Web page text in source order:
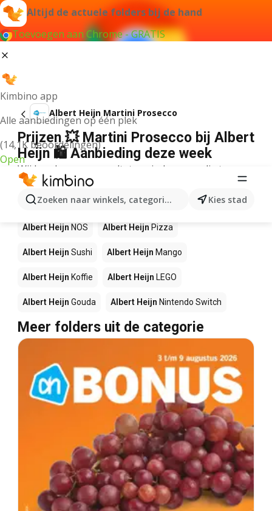
Altijd de actuele folders bij de hand
Toevoegen aan Chrome - GRATIS
Kimbino app
Alle aanbiedingen op één plek
(14,1K beoordelingen)
Open
Zoeken naar winkels, categorieën, producten...
Kies stad
Albert Heijn Martini Prosecco
Prijzen 💥 Martini Prosecco bij Albert
Heijn 🛍️ Aanbieding deze week
Wij konden geen resultaten vinden voor die term.
Andere producten in winkels Albert
Heijn
Albert Heijn NOS Albert Heijn Pizza
Albert Heijn Sushi Albert Heijn Mango
Albert Heijn Koffie Albert Heijn LEGO
Albert Heijn Gouda Albert Heijn Nintendo Switch
Meer folders uit de categorie